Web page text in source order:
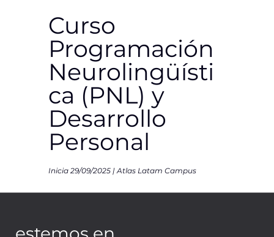
Curso
Programación
Neurolingüísti
ca (PNL) y
Desarrollo
Personal
Inicia 29/09/2025 | Atlas Latam Campus